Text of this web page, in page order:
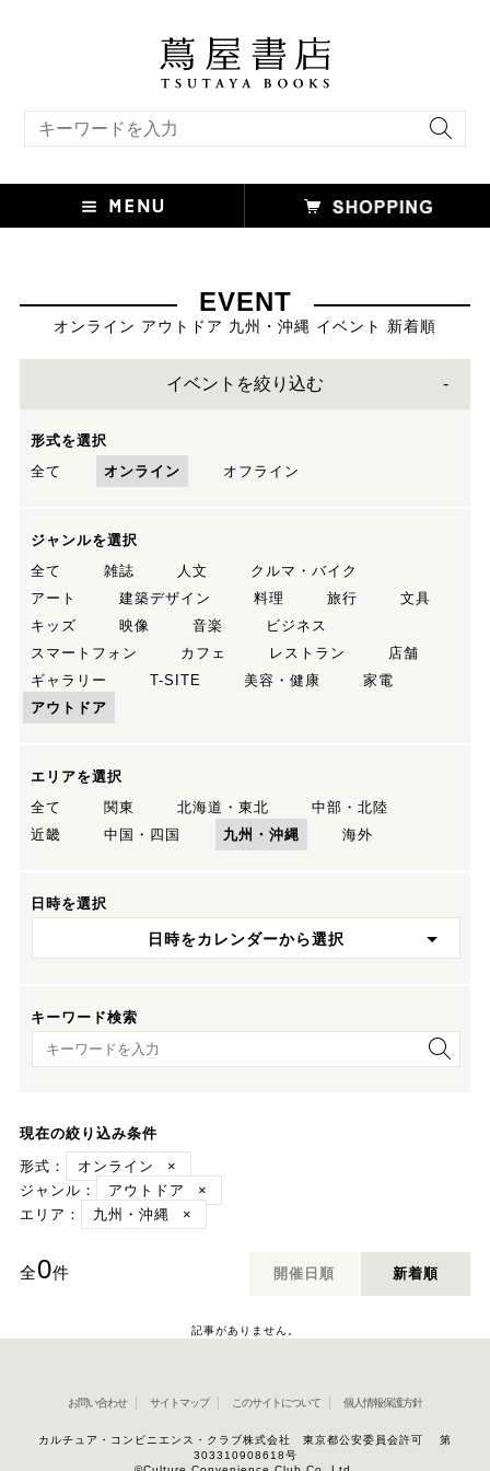
EVENT
オンライン アウトドア 九州・沖縄 イベント 新着順
イベントを絞り込む
形式を選択
全て
オンライン オフライン
ジャンルを選択
全て
雑誌 人文
クルマ・バイク
アート
建築デザイン 料理 旅行
文具
キッズ
映像 音楽
ビジネス
スマートフォン
カフェ レストラン
店舗
ギャラリー
T-SITE 美容・健康
家電
アウトドア
エリアを選択
全て
関東 北海道・東北
中部・北陸
近畿
中国・四国 九州・沖縄 海外
日時を選択
日時をカレンダーから選択
キーワード検索
キーワード検索
現在の絞り込み条件
形式：
オンライン
×
ジャンル：
アウトドア
×
エリア：
九州・沖縄 ×
全0件 開催日順 新着順
記事がありません。
お問い合わせ サイトマップ このサイトについて 個人情報保護方針
カルチュア・コンビニエンス・クラブ株式会社 東京都公安委員会許可 第
303310908618号